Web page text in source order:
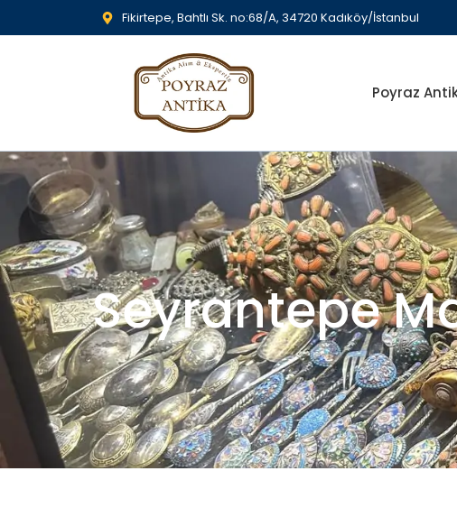
Fikirtepe, Bahtlı Sk. no:68/A, 34720 Kadıköy/İstanbul
Poyraz
Seyrantepe